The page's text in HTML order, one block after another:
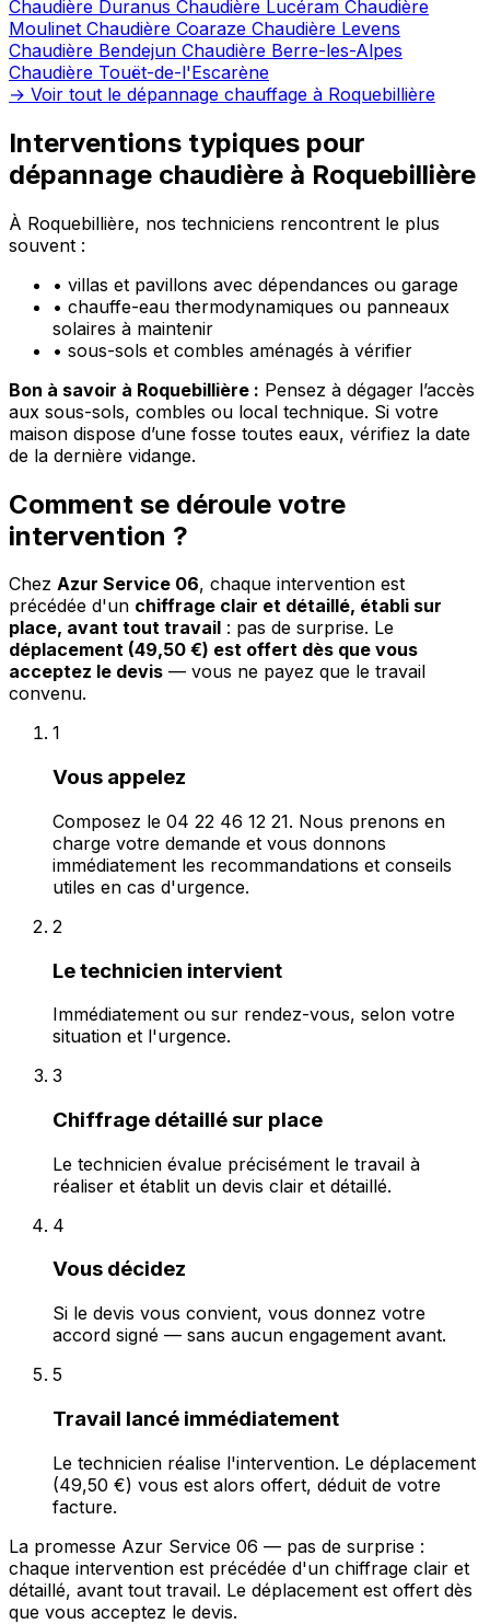
Chaudière Duranus Chaudière Lucéram Chaudière
Moulinet Chaudière Coaraze Chaudière Levens
Chaudière Bendejun Chaudière Berre-les-Alpes
Chaudière Touët-de-l'Escarène
→ Voir tout le dépannage chauffage à Roquebillière
Interventions typiques pour
dépannage chaudière à Roquebillière
À Roquebillière, nos techniciens rencontrent le plus
souvent :
• villas et pavillons avec dépendances ou garage
• chauffe-eau thermodynamiques ou panneaux
solaires à maintenir
• sous-sols et combles aménagés à vérifier
Bon à savoir à Roquebillière : Pensez à dégager l’accès
aux sous-sols, combles ou local technique. Si votre
maison dispose d’une fosse toutes eaux, vérifiez la date
de la dernière vidange.
Comment se déroule votre
intervention ?
Chez Azur Service 06, chaque intervention est
précédée d'un chiffrage clair et détaillé, établi sur
place, avant tout travail : pas de surprise. Le
déplacement (49,50 €) est offert dès que vous
acceptez le devis — vous ne payez que le travail
convenu.
1
Vous appelez
Composez le 04 22 46 12 21. Nous prenons en
charge votre demande et vous donnons
immédiatement les recommandations et conseils
utiles en cas d'urgence.
2
Le technicien intervient
Immédiatement ou sur rendez-vous, selon votre
situation et l'urgence.
3
Chiffrage détaillé sur place
Le technicien évalue précisément le travail à
réaliser et établit un devis clair et détaillé.
4
Vous décidez
Si le devis vous convient, vous donnez votre
accord signé — sans aucun engagement avant.
5
Travail lancé immédiatement
Le technicien réalise l'intervention. Le déplacement
(49,50 €) vous est alors offert, déduit de votre
facture.
La promesse Azur Service 06 — pas de surprise :
chaque intervention est précédée d'un chiffrage clair et
détaillé, avant tout travail. Le déplacement est offert dès
que vous acceptez le devis.